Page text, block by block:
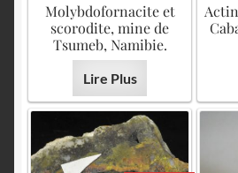
English
Molybdofornacite et
scorodite, mine de
Tsumeb, Namibie.
Lire Plus